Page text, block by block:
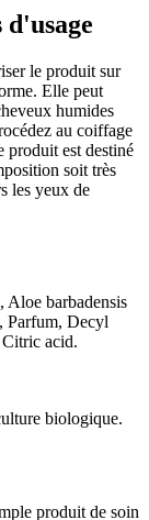
le produit sur
Elle peut
humides
au coiffage
produit est destiné
soit très
les yeux de
barbadensis
Parfum, Decyl
Citric acid.
biologique.
produit de soin